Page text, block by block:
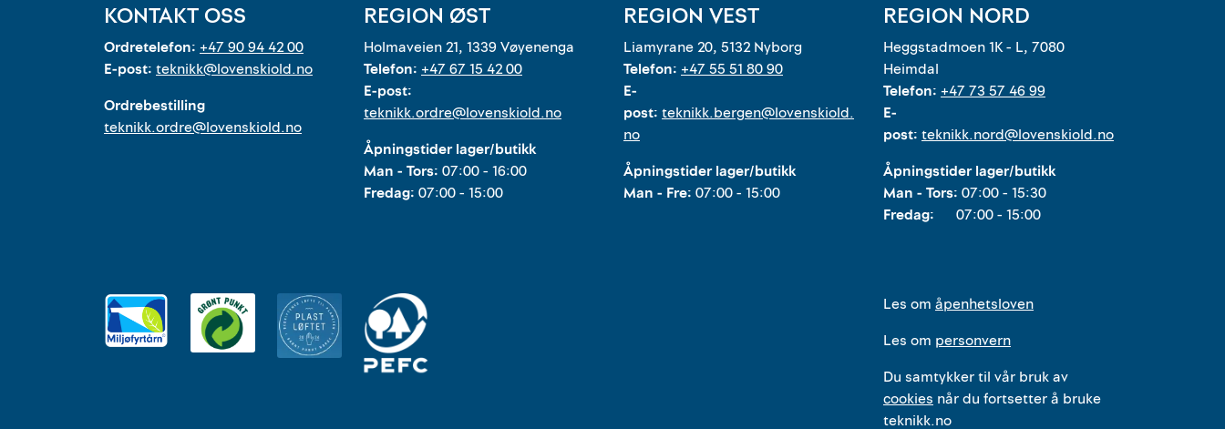
KONTAKT OSS
Ordretelefon: +47 90 94 42 00
E-post: teknikk@lovenskiold.no
Ordrebestilling
teknikk.ordre@lovenskiold.no
REGION ØST
Holmaveien 21, 1339 Vøyenenga
Telefon: +47 67 15 42 00
E-post:
teknikk.ordre@lovenskiold.no
Åpningstider lager/butikk
Man - Tors: 07:00 - 16:00
Fredag: 07:00 - 15:00
REGION VEST
Liamyrane 20, 5132 Nyborg
Telefon: +47 55 51 80 90
E-
post: teknikk.bergen@lovenskiold.
no
Åpningstider lager/butikk
Man - Fre: 07:00 - 15:00
REGION NORD
Heggstadmoen 1K - L, 7080
Heimdal
Telefon: +47 73 57 46 99
E-
post: teknikk.nord@lovenskiold.no
Åpningstider lager/butikk
Man - Tors: 07:00 - 15:30
Fredag: 07:00 - 15:00
Les om åpenhetsloven
Les om personvern
Du samtykker til vår bruk av
cookies når du fortsetter å bruke
teknikk.no